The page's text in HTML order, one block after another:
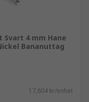
4 mm Hane
Bananuttag
17,604 kr/enhet